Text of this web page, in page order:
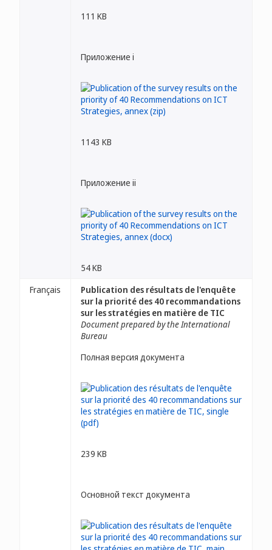
111 KB
Приложение i
1143 KB
Приложение ii
54 KB
Français
Publication des résultats de l'enquête
sur la priorité des 40 recommandations
sur les stratégies en matière de TIC
Document prepared by the International
Bureau
Полная версия документа
239 KB
Основной текст документа